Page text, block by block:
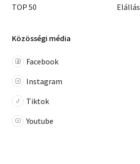
TOP 50
Elállás
Közösségi média
Facebook
Instagram
Tiktok
Youtube